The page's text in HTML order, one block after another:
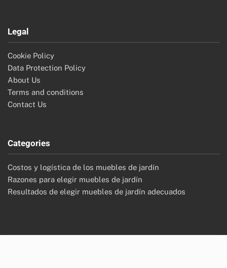
Legal
Cookie Policy
Data Protection Policy
About Us
Terms and conditions
Contact Us
Categories
Costos y logística de los muebles de jardín
Razones para elegir muebles de jardín
Resultados de elegir muebles de jardín adecuados